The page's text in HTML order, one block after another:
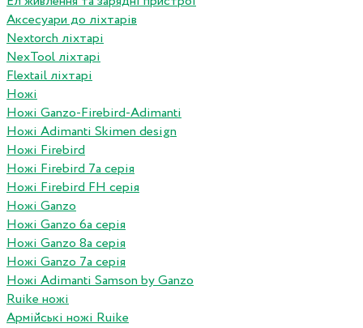
Аксесуари до ліхтарів
Nextorch ліхтарі
NexTool ліхтарі
Flextail ліхтарі
Ножі
Ножі Ganzo-Firebird-Adimanti
Ножі Adimanti Skimen design
Ножі Firebird
Ножі Firebird 7а серія
Ножі Firebird FH серія
Ножі Ganzo
Ножі Ganzo 6а серія
Ножі Ganzo 8а серія
Ножі Ganzo 7а серія
Ножі Adimanti Samson by Ganzo
Ruike ножі
Армійські ножі Ruike